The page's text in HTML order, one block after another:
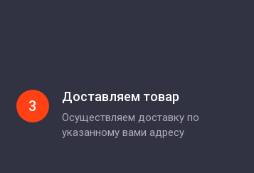
3
Доставляем товар
Осуществляем доставку по
указанному вами адресу